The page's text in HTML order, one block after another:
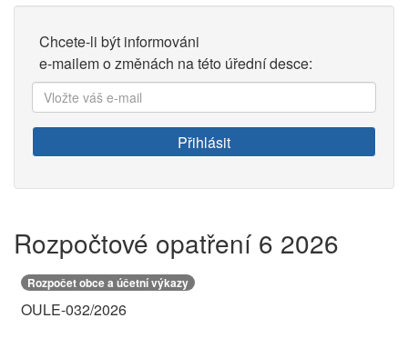
Chcete-li být informováni
e-mailem o změnách na této úřední desce:
Vložte
váš
e-
mail:
Přihlásit
Rozpočtové opatření 6 2026
Rozpočet obce a účetní výkazy
OULE-032/2026